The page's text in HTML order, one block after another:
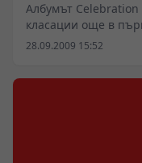
Албумът
класации още в
пазара.
28.09.2009 15:52